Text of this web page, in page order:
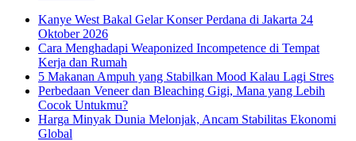
Kanye West Bakal Gelar Konser Perdana di Jakarta 24
Oktober 2026
Cara Menghadapi Weaponized Incompetence di Tempat
Kerja dan Rumah
5 Makanan Ampuh yang Stabilkan Mood Kalau Lagi Stres
Perbedaan Veneer dan Bleaching Gigi, Mana yang Lebih
Cocok Untukmu?
Harga Minyak Dunia Melonjak, Ancam Stabilitas Ekonomi
Global